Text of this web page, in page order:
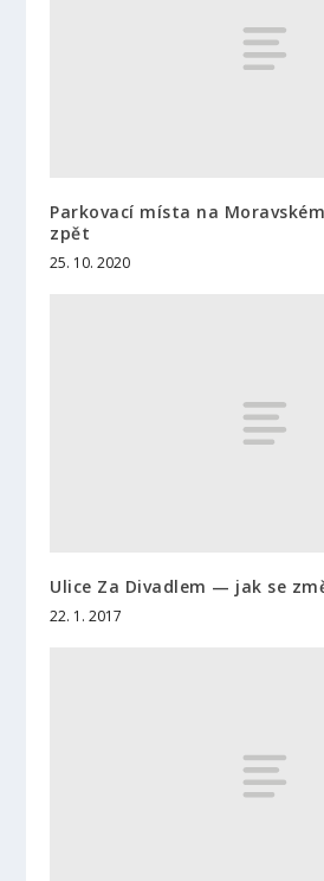
Parkovací místa na
zpět
25. 10. 2020
Ulice Za Divadlem — jak se
22. 1. 2017